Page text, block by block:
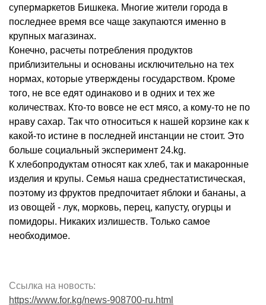
супермаркетов Бишкека. Многие жители города в
последнее время все чаще закупаются именно в
крупных магазинах.
Конечно, расчеты потребления продуктов
приблизительны и основаны исключительно на тех
нормах, которые утверждены государством. Кроме
того, не все едят одинаково и в одних и тех же
количествах. Кто-то вовсе не ест мясо, а кому-то не по
нраву сахар. Так что относиться к нашей корзине как к
какой-то истине в последней инстанции не стоит. Это
больше социальный эксперимент 24.kg.
К хлебопродуктам относят как хлеб, так и макаронные
изделия и крупы. Семья наша среднестатистическая,
поэтому из фруктов предпочитает яблоки и бананы, а
из овощей - лук, морковь, перец, капусту, огурцы и
помидоры. Никаких излишеств. Только самое
необходимое.
Ссылка на новость:
https://www.for.kg/news-908700-ru.html